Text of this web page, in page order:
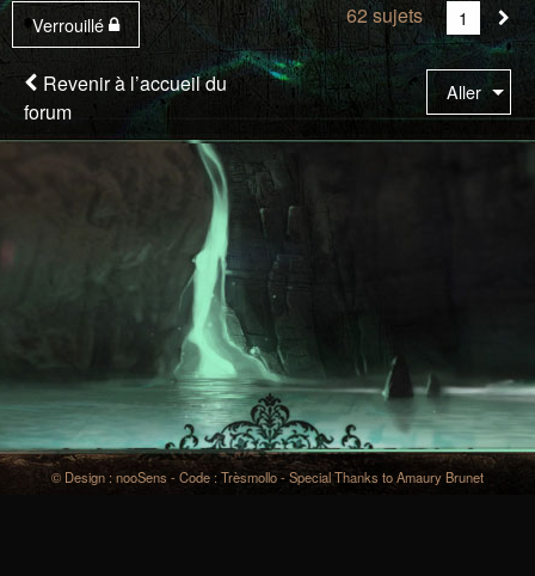
Verrouillé 62 sujets
Vous
êtes
à
la
page
1
Revenir à l’accueil du
forum
Aller
© Design : nooSens - Code : Trèsmollo - Special Thanks to Amaury Brunet